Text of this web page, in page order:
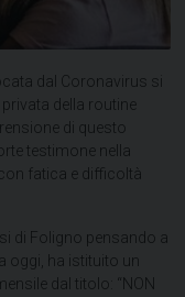
dal Coronavirus si
della routine
di questo
testimone nella
fatica e difficoltà
di Foligno pensando a
oggi, ha istituito un
dal titolo: “NON